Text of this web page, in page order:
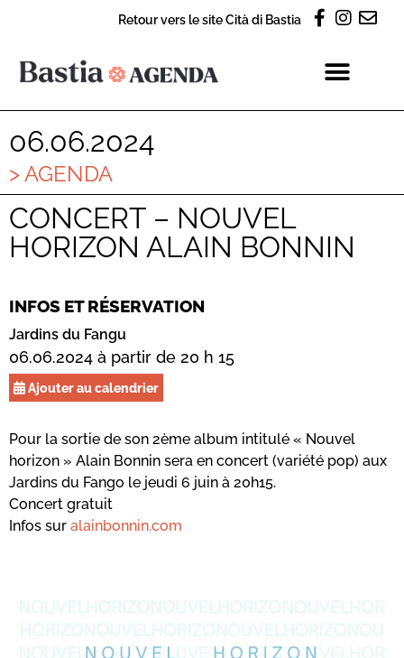
Retour vers le site Cità di Bastia
06.06.2024
> AGENDA
CONCERT – NOUVEL
HORIZON ALAIN BONNIN
INFOS ET RÉSERVATION
Jardins du Fangu
06.06.2024 à partir de 20 h 15
Ajouter au calendrier
Pour la sortie de son 2ème album intitulé « Nouvel
horizon » Alain Bonnin sera en concert (variété pop) aux
Jardins du Fango le jeudi 6 juin à 20h15.
Concert gratuit
Infos sur alainbonnin.com